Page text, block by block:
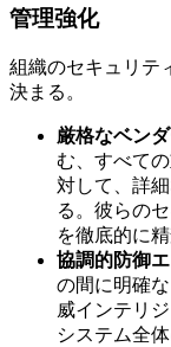
管理強化
組織のセキュリテ
決まる。
厳格なベンダ
む、すべて
対して、詳
る。彼らの
を徹底的に
協調的防御
の間に明確
威インテリ
システム全